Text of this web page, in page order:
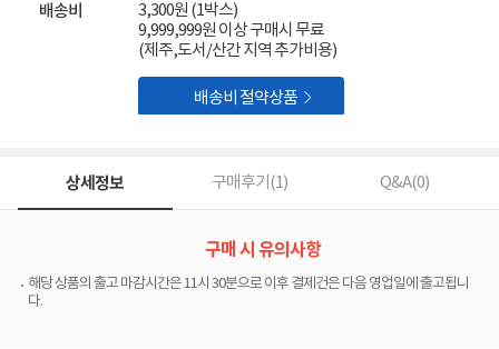
배송비
3,300원 (1박스)
9,999,999원 이상 구매시 무료
(제주,도서/산간 지역 추가비용)
배송비 절약상품 
상세정보 구매후기(1) Q&A(0)
구매 시 유의사항
해당 상품의 출고 마감시간은 11시 30분으로 이후 결제건은 다음 영업일에 출고됩니
다.